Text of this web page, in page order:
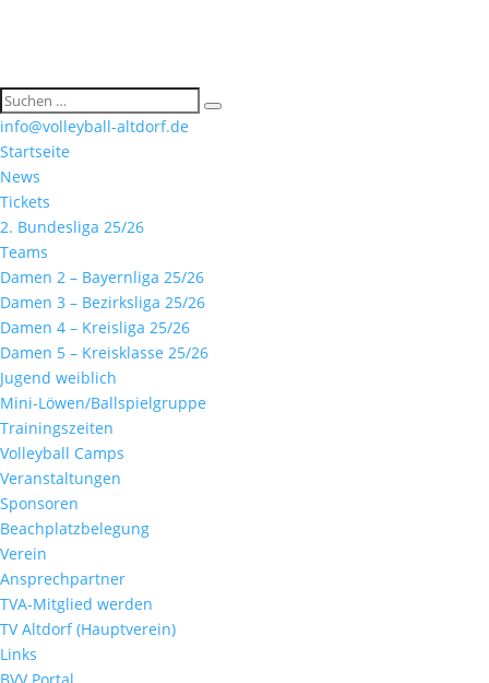
info@volleyball-altdorf.de
Startseite
News
Tickets
2. Bundesliga 25/26
Teams
Damen 2 – Bayernliga 25/26
Damen 3 – Bezirksliga 25/26
Damen 4 – Kreisliga 25/26
Damen 5 – Kreisklasse 25/26
Jugend weiblich
Mini-Löwen/Ballspielgruppe
Trainingszeiten
Volleyball Camps
Veranstaltungen
Sponsoren
Beachplatzbelegung
Verein
Ansprechpartner
TVA-Mitglied werden
TV Altdorf (Hauptverein)
Links